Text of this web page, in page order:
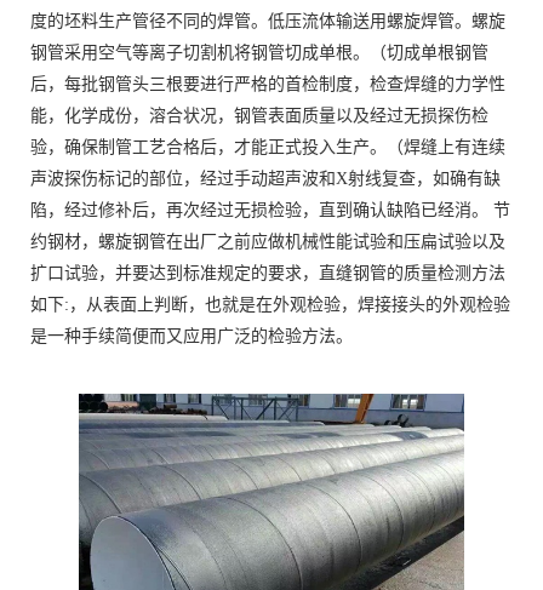
度的坯料生产管径不同的焊管。低压流体输送用螺旋焊管。螺旋
钢管采用空气等离子切割机将钢管切成单根。（切成单根钢管
后，每批钢管头三根要进行严格的首检制度，检查焊缝的力学性
能，化学成份，溶合状况，钢管表面质量以及经过无损探伤检
验，确保制管工艺合格后，才能正式投入生产。（焊缝上有连续
声波探伤标记的部位，经过手动超声波和X射线复查，如确有缺
陷，经过修补后，再次经过无损检验，直到确认缺陷已经消。 节
约钢材，螺旋钢管在出厂之前应做机械性能试验和压扁试验以及
扩口试验，并要达到标准规定的要求，直缝钢管的质量检测方法
如下:，从表面上判断，也就是在外观检验，焊接接头的外观检验
是一种手续简便而又应用广泛的检验方法。